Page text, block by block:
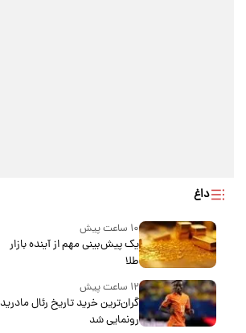
داغ
۱۰ ساعت پیش
یک پیش‌بینی مهم از آینده بازار
طلا
۱۲ ساعت پیش
گران‌ترین خرید تاریخ رئال مادرید
رونمایی شد